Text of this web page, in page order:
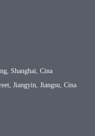
Shanghai, Cina
Jiangyin, Jiangsu, Cina